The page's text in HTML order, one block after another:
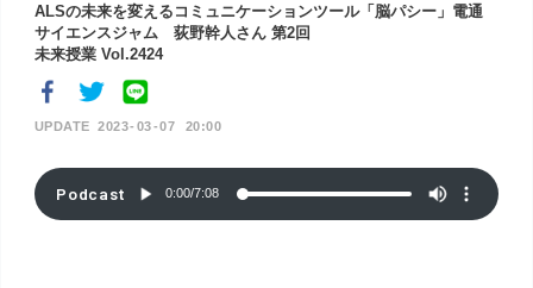
ALSの未来を変えるコミュニケーションツール「脳パシー」電通
サイエンスジャム 荻野幹人さん 第2回
未来授業 Vol.2424
2023 03 07 20:00
Podcast 0:00/7:08